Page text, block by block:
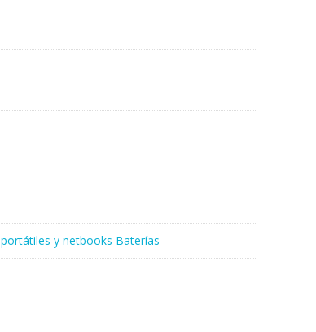
portátiles y netbooks Baterías